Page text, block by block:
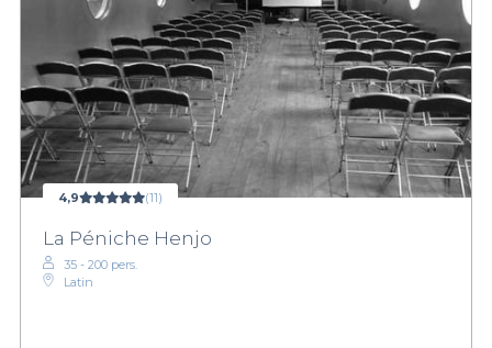
4,9 (11)
La Péniche Henjo
35 - 200 pers.
Latin